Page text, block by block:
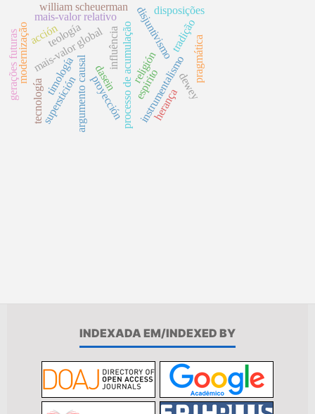
argumento causal
superstición proyecciónprocesso de acumulação
mais-valor global
mais-valor relativo disjuntivismo
religión
tecnología instrumentalismodewey
teología
espirito
influência
william scheuerman
dasein
herança
modernização tradiçãopragmática
gerações futuras
disposições
timología
acción
INDEXADA EM/INDEXED BY